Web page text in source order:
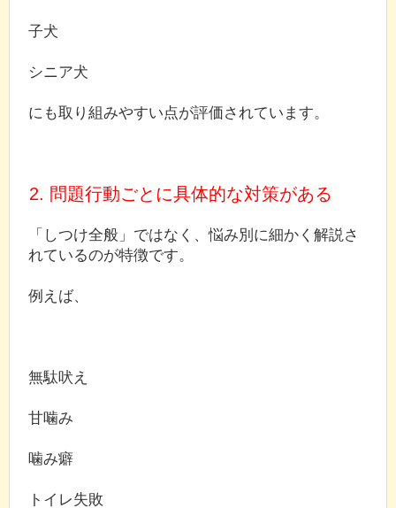
子犬
シニア犬
にも取り組みやすい点が評価されています。
2. 問題行動ごとに具体的な対策がある
「しつけ全般」ではなく、悩み別に細かく解説さ
れているのが特徴です。
例えば、
無駄吠え
甘噛み
噛み癖
トイレ失敗